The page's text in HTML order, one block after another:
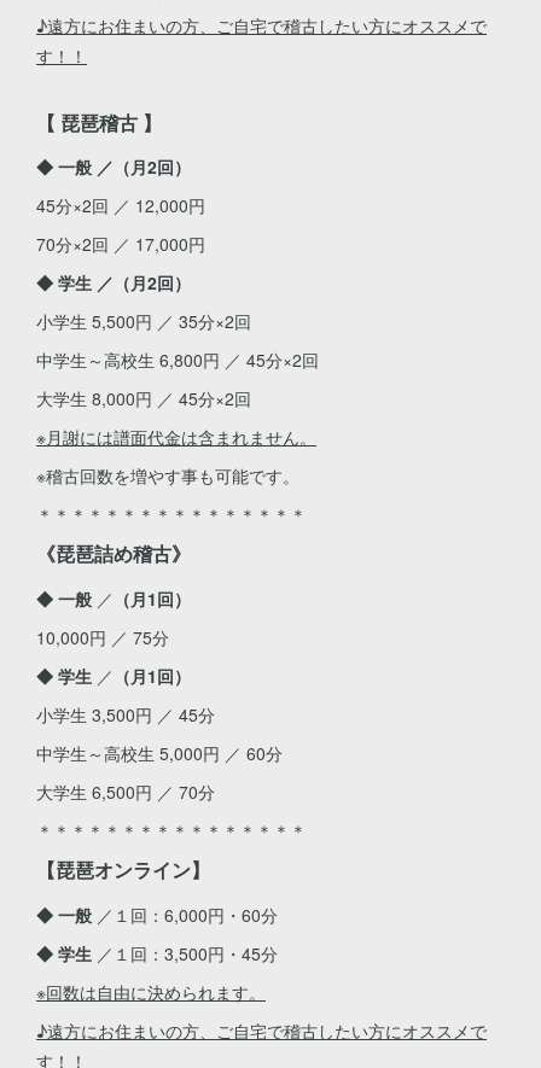
♪遠方にお住まいの方、ご自宅で稽古したい方にオススメで
す！！
【 琵琶稽古 】
◆ 一般 ／（月2回）
45分×2回 ／ 12,000円
70分×2回 ／ 17,000円
◆ 学生 ／（月2回）
小学生 5,500円 ／ 35分×2回
中学生～高校生 6,800円 ／ 45分×2回
大学生 8,000円 ／ 45分×2回
※月謝には譜面代金は含まれません。
※稽古回数を増やす事も可能です。
＊＊＊＊＊＊＊＊＊＊＊＊＊＊＊＊
《琵琶詰め稽古》
◆ 一般 ／ （月1回）
10,000円 ／ 75分
◆ 学生 ／ （月1回）
小学生 3,500円 ／ 45分
中学生～高校生 5,000円 ／ 60分
大学生 6,500円 ／ 70分
＊＊＊＊＊＊＊＊＊＊＊＊＊＊＊＊
【琵琶オンライン】
◆ 一般 ／１回：6,000円・60分
◆ 学生 ／１回：3,500円・45分
※回数は自由に決められます。
♪遠方にお住まいの方、ご自宅で稽古したい方にオススメで
す！！